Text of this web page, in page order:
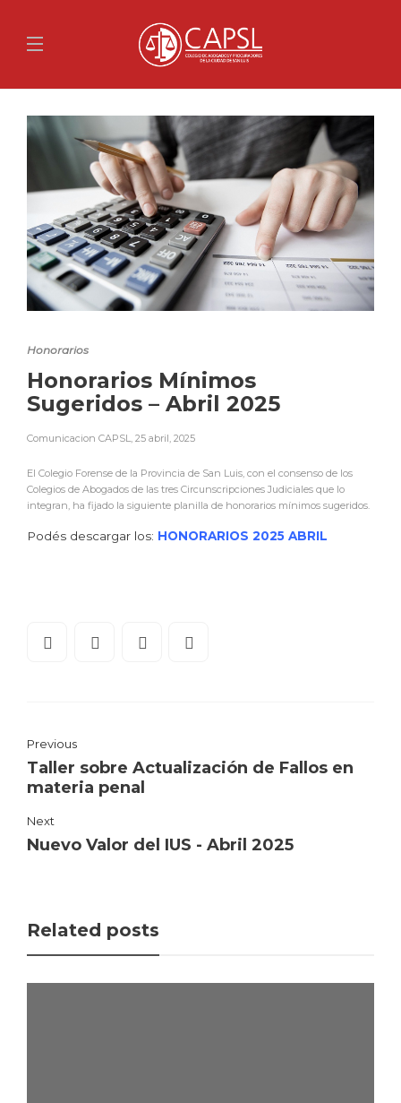
Honorarios
Honorarios Mínimos
Sugeridos – Abril 2025
Comunicacion CAPSL, 25 abril, 2025
El Colegio Forense de la Provincia de San Luis, con el consenso de los
Colegios de Abogados de las tres Circunscripciones Judiciales que lo
integran, ha fijado la siguiente planilla de honorarios mínimos sugeridos.
Podés descargar los: HONORARIOS 2025 ABRIL
Previous
Taller sobre Actualización de Fallos en
materia penal
Next
Nuevo Valor del IUS - Abril 2025
Related posts